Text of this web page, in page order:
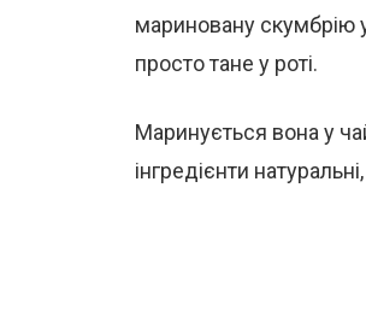
мариновану скумбрію
просто тане у роті.
Маринується вона у
інгредієнти